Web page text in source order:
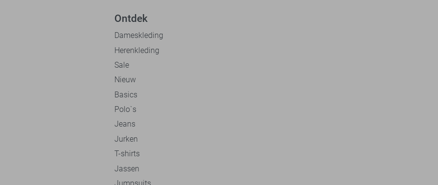
Ontdek
Dameskleding
Herenkleding
Sale
Nieuw
Basics
Polo`s
Jeans
Jurken
T-shirts
Jassen